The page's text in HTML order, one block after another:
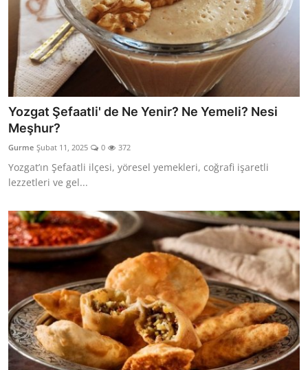
Yozgat Şefaatli' de Ne Yenir? Ne Yemeli? Nesi
Meşhur?
Gurme Şubat 11, 2025 0 372
Yozgat’ın Şefaatli ilçesi, yöresel yemekleri, coğrafi işaretli
lezzetleri ve gel...